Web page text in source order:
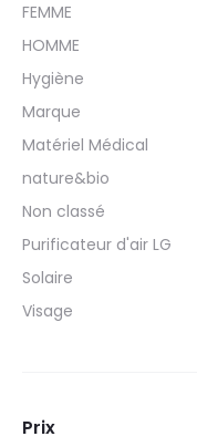
FEMME
HOMME
Hygiène
Marque
Matériel Médical
nature&bio
Non classé
Purificateur d'air LG
Solaire
Visage
Prix